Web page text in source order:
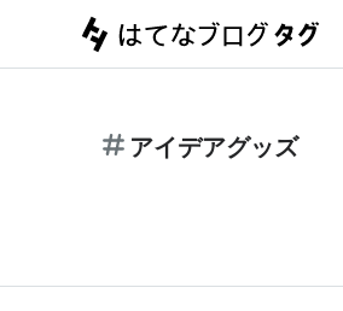
アイデアグッズ